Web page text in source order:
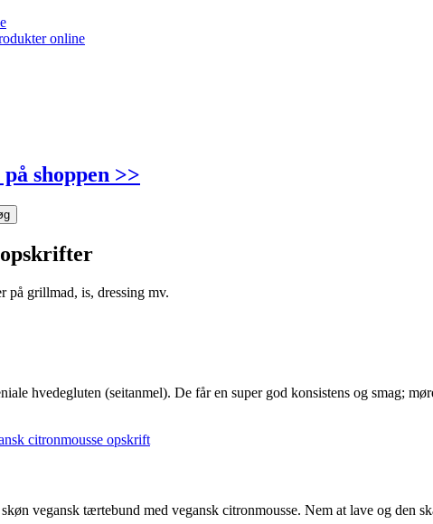
online
shoppen >>
opskrifter
på grillmad, is, dressing mv.
hvedegluten (seitanmel). De får en super god konsistens og smag;
vegansk tærtebund med vegansk citronmousse. Nem at lave og den